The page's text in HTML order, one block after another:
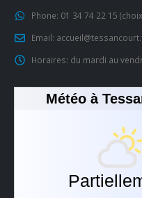
Phone: 01 34 74 22 15
Email:
Horaires: du mardi au
Météo à